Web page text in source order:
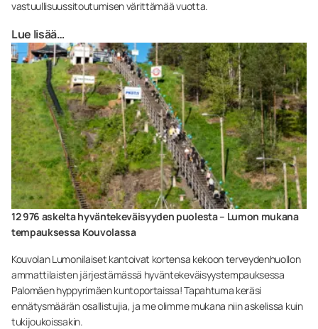
vastuullisuussitoutumisen värittämää vuotta.
Lue lisää…
12 976 askelta hyväntekeväisyyden puolesta – Lumon mukana
tempauksessa Kouvolassa
Kouvolan Lumonilaiset kantoivat kortensa kekoon terveydenhuollon
ammattilaisten järjestämässä hyväntekeväisyystempauksessa
Palomäen hyppyrimäen kuntoportaissa! Tapahtuma keräsi
ennätysmäärän osallistujia, ja me olimme mukana niin askelissa kuin
tukijoukoissakin.